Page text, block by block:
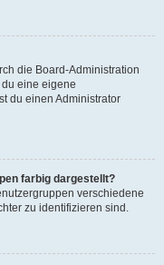
die Board-Administration
eine eigene
du einen Administrator
farbig dargestellt?
verschiedene
zu identifizieren sind.